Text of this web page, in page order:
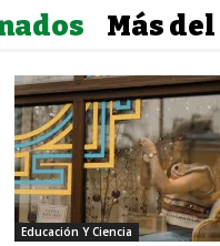
Más
Educación Y Ciencia